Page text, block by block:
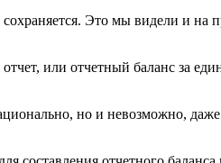
Это мы видели и на
или отчетный баланс за
но и невозможно,